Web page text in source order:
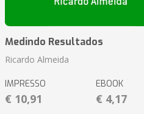
Medindo Resultados
Ricardo Almeida
IMPRESSO
€ 10,91
EBOOK
€ 4,17